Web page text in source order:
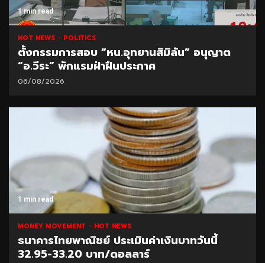
1 min read
HOT NEWS POLITICS
ตั้งกรรมการสอบ “หน.อุทยานสิมิลัน” อนุญาต
“อ.วีระ” พักแรมฝ่าฝืนประกาศ
06/08/2026
1 min read
MONEY MOVEMENT HOT NEWS
ธนาคารไทยพาณิชย์ ประเมินค่าเงินบาทวันนี้
32.95-33.20 บาท/ดอลลาร์